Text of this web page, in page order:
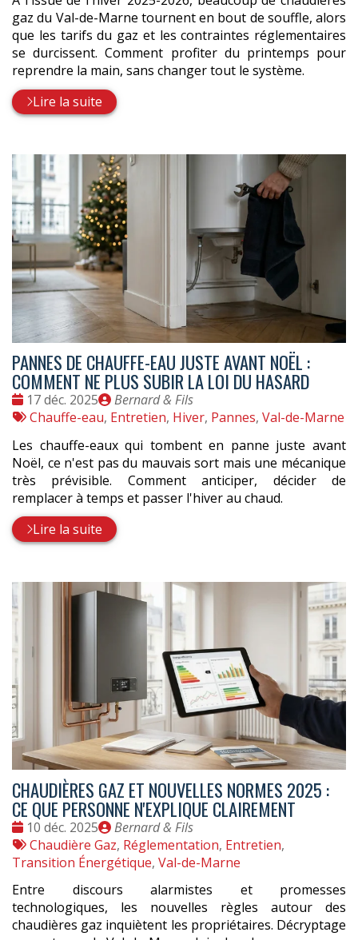
gaz du Val-de-Marne tournent en bout de souffle, alors
que les tarifs du gaz et les contraintes réglementaires
se durcissent. Comment profiter du printemps pour
reprendre la main, sans changer tout le système.
Lire la suite
PANNES DE CHAUFFE-EAU JUSTE AVANT NOËL :
COMMENT NE PLUS SUBIR LA LOI DU HASARD
Date
:
17 déc. 2025
Publié
par
Bernard & Fils
Tags
Chauffe-eau, Entretien, Hiver, Pannes, Val-de-Marne
Les chauffe-eaux qui tombent en panne juste avant
Noël, ce n'est pas du mauvais sort mais une mécanique
très prévisible. Comment anticiper, décider de
remplacer à temps et passer l'hiver au chaud.
Lire la suite
CHAUDIÈRES GAZ ET NOUVELLES NORMES 2025 :
CE QUE PERSONNE N'EXPLIQUE CLAIREMENT
Date
:
10 déc. 2025
Publié
par
Bernard & Fils
Tags
:
Chaudière Gaz, Réglementation, Entretien,
Transition Énergétique, Val-de-Marne
Entre discours alarmistes et promesses
technologiques, les nouvelles règles autour des
chaudières gaz inquiètent les propriétaires. Décryptage